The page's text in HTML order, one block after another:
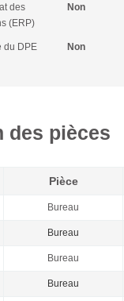
des
(ERP)
Non
du DPE Non
des pièces
Pièce
Bureau
Bureau
Bureau
Bureau